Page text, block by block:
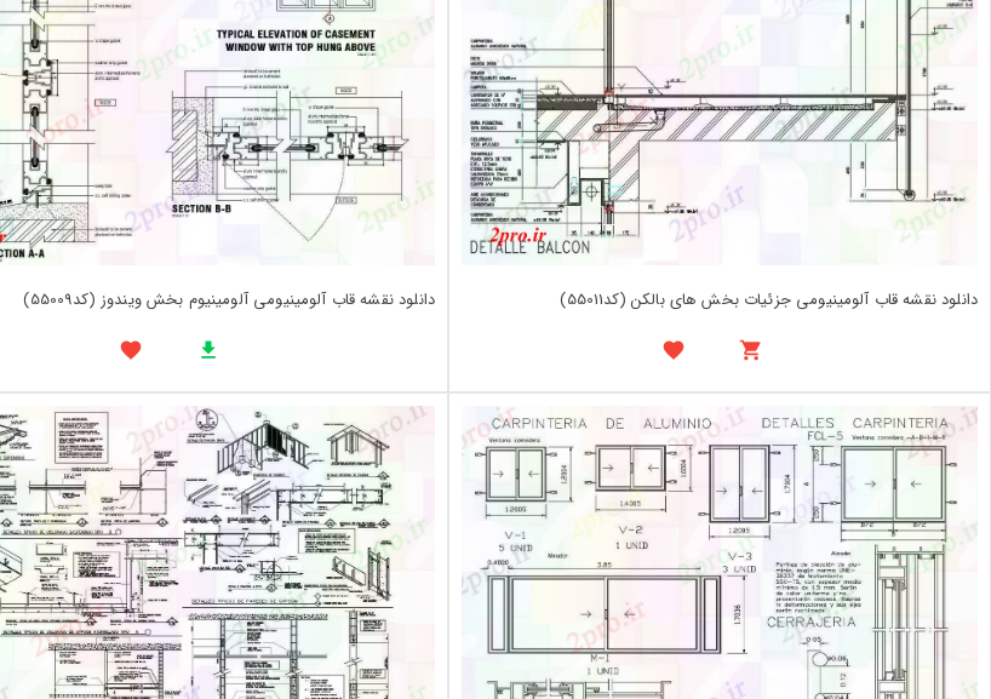
علاقه
مندی
ها
دانلود نقشه قاب آلومینیومی جزئیات بخش های بالکن (کد55011) دانلود نقشه قاب آلومینیومی آلومینیوم بخش ویندوز (کد55009)